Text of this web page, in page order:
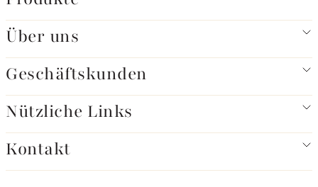
Über uns
Geschäftskunden
Nützliche Links
Kontakt